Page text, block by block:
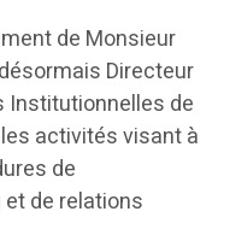
de Monsieur
Directeur
Institutionnelles de
activités visant à
de
de relations